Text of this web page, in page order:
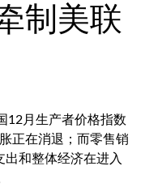
制美联
12月生产者价格指数
正在消退；而零售销
和整体经济在进入